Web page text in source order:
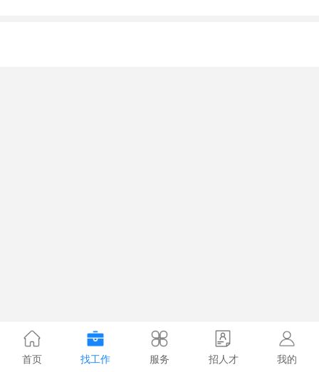
首页 找工作 服务 招人才 我的